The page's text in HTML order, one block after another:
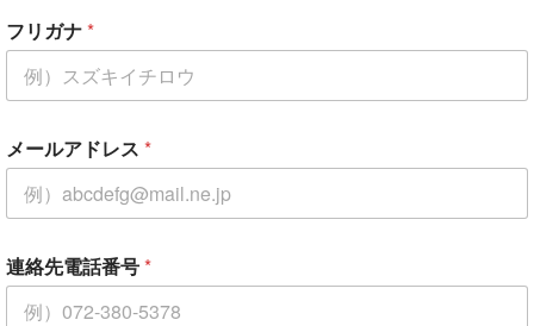
フリガナ*
内
容
リ
ナ
メールアドレス *
連絡先電話番号*